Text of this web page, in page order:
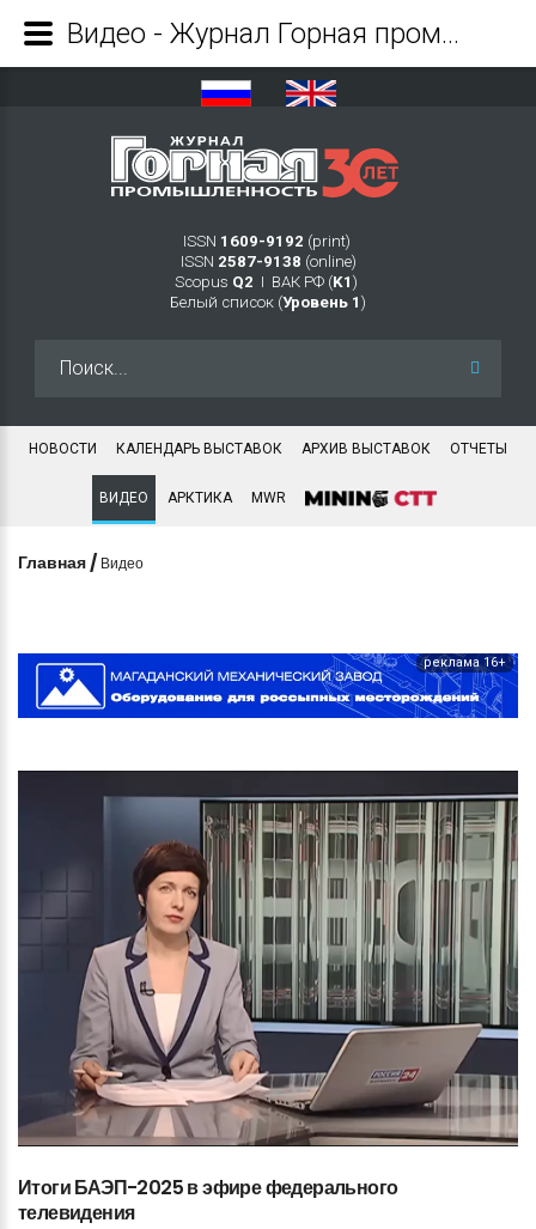
ISSN 1609-9192 (print)
ISSN 2587-9138 (online)
Scopus Q2 Ι ВАК РФ (K1 )
Белый список (Уровень 1 )
НОВОСТИ КАЛЕНДАРЬ ВЫСТАВОК АРХИВ ВЫСТАВОК ОТЧЕТЫ
ВИДЕО АРКТИКА MWR
Главная / Видео
реклама 16+
ИтогиБАЭП-2025вэфирефедерального
телевидения
Видео - Журнал Горная промышленность